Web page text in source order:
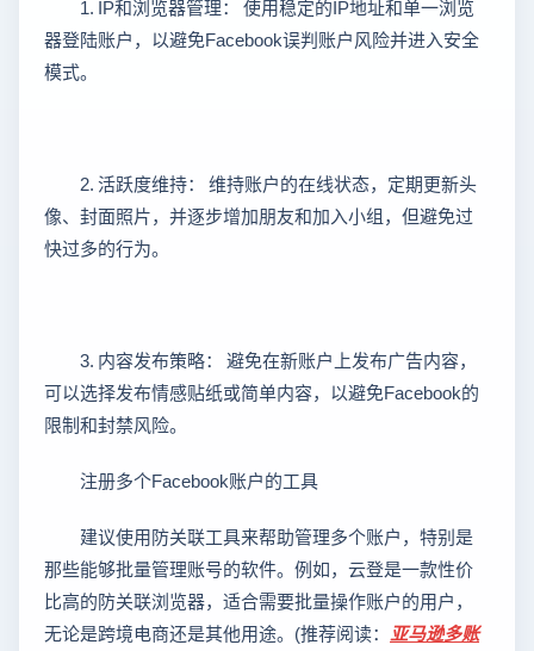
1. IP和浏览器管理： 使用稳定的IP地址和单一浏览
器登陆账户，以避免Facebook误判账户风险并进入安全
模式。
2. 活跃度维持： 维持账户的在线状态，定期更新头
像、封面照片，并逐步增加朋友和加入小组，但避免过
快过多的行为。
3. 内容发布策略： 避免在新账户上发布广告内容，
可以选择发布情感贴纸或简单内容，以避免Facebook的
限制和封禁风险。
注册多个Facebook账户的工具
建议使用防关联工具来帮助管理多个账户，特别是
那些能够批量管理账号的软件。例如，云登是一款性价
比高的防关联浏览器，适合需要批量操作账户的用户，
无论是跨境电商还是其他用途。(推荐阅读： 亚马逊多账